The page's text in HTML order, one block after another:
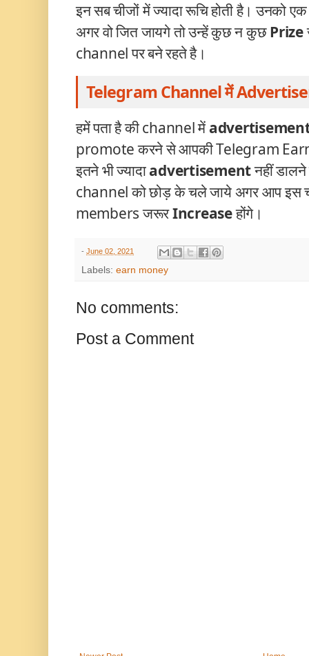
इन सब चीजों में ज्यादा रूचि होती है। उनको एक
अगर वो जित जायगे तो उन्हें कुछ न कुछPrize
channel पर बने रहते है।
Telegram Channel में
हमें पता है की channel में
promote करने से आपकी Telegram
इतने भी ज्यादाadvertisementनहीं
channel को छोड़ के चले जाये अगर आप इस
members जरूरIncreaseहोंगे।
- June 02, 2021
Labels: earn money
No comments:
Post a Comment